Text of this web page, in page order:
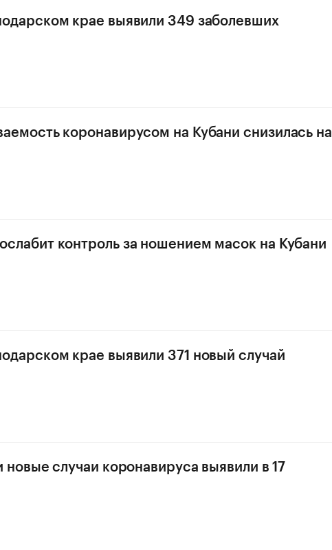
крае выявили 349 заболевших
коронавирусом на Кубани снизилась на
контроль за ношением масок на Кубани
крае выявили 371 новый случай
новые случаи коронавируса выявили в 17